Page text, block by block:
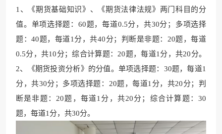
1、《期货基础知识》、《期货法律法规》两门科目的分
值。 单项选择题：60题，每道0.5分，共30分；多项选择
题：40题，每道1分，共40分；判断是非题：20题，每道
0.5分，共10分；综合计算题：20题，每道1分，共20分。
2、《期货投资分析》的分值。单项选择题：30题，每道1
分，共30分；多项选择题：20题，每道1分，共20分；判
断是非题：20题，每道1分，共20分；综合计算题：30
题，每道1分，共30分。